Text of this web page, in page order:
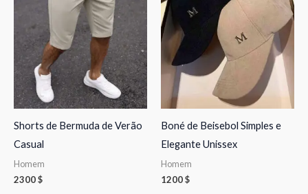
Shorts de Bermuda de Verão
Casual
Homem
2300$
Boné de Beisebol Simples e
Elegante Unissex
Homem
1200$